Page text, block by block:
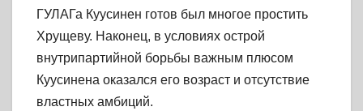
ГУЛАГа Куусинен готов был многое простить
Хрущеву. Наконец, в условиях острой
внутрипартийной борьбы важным плюсом
Куусинена оказался его возраст и отсутствие
властных амбиций.